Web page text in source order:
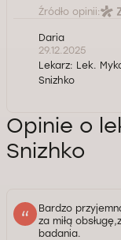
Źródło opinii:
Daria
29.12.2025
Lekarz: Lek.
Snizhko
Opinie o
Snizhko
Bardzo
za miłą
badania.